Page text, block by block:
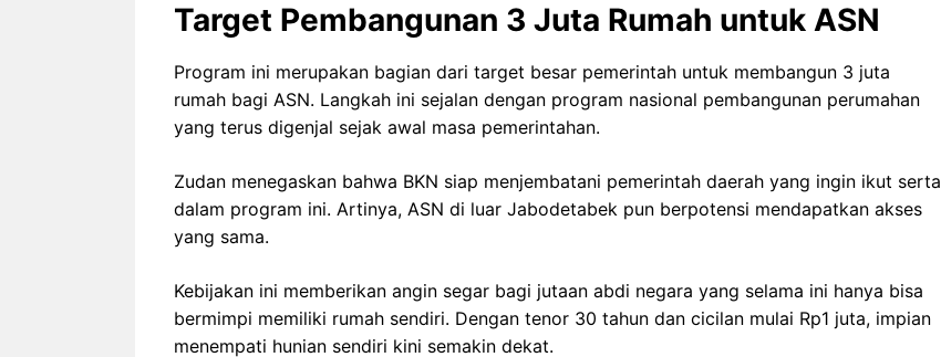
Target Pembangunan 3 Juta Rumah untuk ASN
Program ini merupakan bagian dari target besar pemerintah untuk membangun 3 juta
rumah bagi ASN. Langkah ini sejalan dengan program nasional pembangunan perumahan
yang terus digenjal sejak awal masa pemerintahan.
Zudan menegaskan bahwa BKN siap menjembatani pemerintah daerah yang ingin ikut serta
dalam program ini. Artinya, ASN di luar Jabodetabek pun berpotensi mendapatkan akses
yang sama.
Kebijakan ini memberikan angin segar bagi jutaan abdi negara yang selama ini hanya bisa
bermimpi memiliki rumah sendiri. Dengan tenor 30 tahun dan cicilan mulai Rp1 juta, impian
menempati hunian sendiri kini semakin dekat.